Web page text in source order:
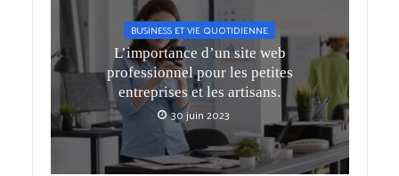
BUSINESS ET VIE QUOTIDIENNE
L’importance d’un site web
professionnel pour les petites
entreprises et les artisans.
30 juin 2023